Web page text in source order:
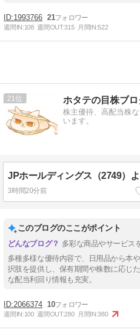
1993766 21
週間IN:108 週間OUT:315 月間IN:522
21 ホタテの目株ブロ
株主優待、高配当株
います。
3時間20分前
このブログのここがポイント
多彩な商品やサービス
多種多様な優待内容で、日用品から本
択肢を提供し、保有期間や株数に応じ
な配当利回り情報も充実。
2066374 10
週間IN:100 週間OUT:280 月間IN:380